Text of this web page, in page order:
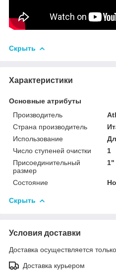
Скрыть
Характеристики
Основные атрибуты
Производитель
Страна производитель
Использование
Число ступеней очистки
1
Присоединительный
размер
1"
Состояние
Скрыть
Условия доставки
Доставка осуществляется
Доставка курьером